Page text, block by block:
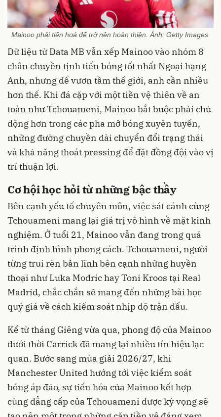
Mainoo phải tiến hoá để trở nên hoàn thiện. Ảnh: Getty Images.
Dữ liệu từ Data MB vẫn xếp Mainoo vào nhóm 8
chân chuyền tịnh tiến bóng tốt nhất Ngoại hạng
Anh, nhưng để vươn tầm thế giới, anh cần nhiều
hơn thế. Khi đá cặp với một tiền vệ thiên về an
toàn như Tchouameni, Mainoo bắt buộc phải chủ
động hơn trong các pha mở bóng xuyên tuyến,
những đường chuyền dài chuyển đổi trạng thái
và khả năng thoát pressing để đặt đồng đội vào vị
trí thuận lợi.
Cơ hội học hỏi từ những bậc thầy
Bên cạnh yếu tố chuyên môn, việc sát cánh cùng
Tchouameni mang lại giá trị vô hình về mặt kinh
nghiệm. Ở tuổi 21, Mainoo vẫn đang trong quá
trình định hình phong cách. Tchouameni, người
từng trui rèn bản lĩnh bên cạnh những huyền
thoại như Luka Modric hay Toni Kroos tại Real
Madrid, chắc chắn sẽ mang đến những bài học
quý giá về cách kiểm soát nhịp độ trận đấu.
Kể từ tháng Giêng vừa qua, phong độ của Mainoo
dưới thời Carrick đã mang lại nhiều tín hiệu lạc
quan. Bước sang mùa giải 2026/27, khi
Manchester United hướng tới việc kiểm soát
bóng áp đảo, sự tiến hóa của Mainoo kết hợp
cùng đẳng cấp của Tchouameni được kỳ vọng sẽ